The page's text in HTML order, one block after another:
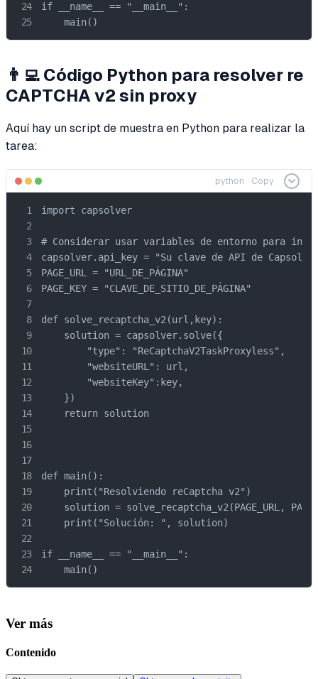
if __name__ == "__main__":
    main()
👨‍💻 Código Python para resolver re
CAPTCHA v2 sin proxy
Aquí hay un script de muestra en Python para realizar la
tarea:
python Copy
import capsolver
# Considerar usar variables de entorno para
capsolver.api_key = "Su clave de API de
PAGE_URL = "URL_DE_PÁGINA"
PAGE_KEY = "CLAVE_DE_SITIO_DE_PÁGINA"
def solve_recaptcha_v2(url,key):
    solution = capsolver.solve({
        "type": "ReCaptchaV2TaskProxyless",
        "websiteURL": url,
        "websiteKey":key,
    })
    return solution
def main():
    print("Resolviendo reCaptcha v2")
solution = solve_recaptcha_v2(PAGE_URL,
    print("Solución: ", solution)
if __name__ == "__main__":
    main()
Ver más
Contenido